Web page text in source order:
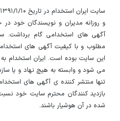
و روزانه مدیران و نویسندگان خود
آگهی های استخدامی گام برداشت.
مطلوب و با کیفیت آگهی های
این سایت بوده است. ایران
می شود و وابسته به هیچ نهاد و یا
تنها منتشر کننده ی آگهی های
بازدید کنندگان محترم سایت خود
شده در آن هوشیار باشند.